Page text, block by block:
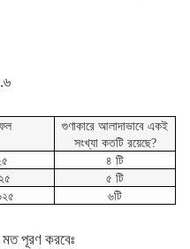
গুণাকারে আলাদাভাবে একই
সংখ্যা কতটি রয়েছে?
৪ টি
৫ টি
৬টি
মত পূরণ করবেঃ